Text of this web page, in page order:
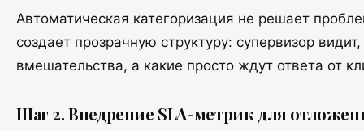
Автоматическая категоризация не решает
создает прозрачную структуру: супервизор
вмешательства, а какие просто ждут ответа от
Шаг 2. Внедрение SLA-метрик для